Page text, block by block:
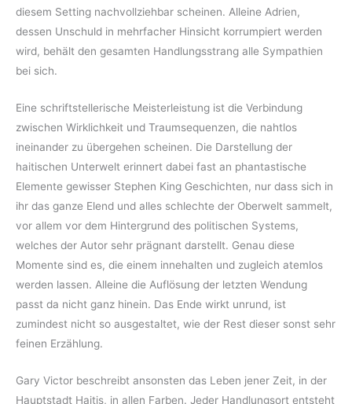
diesem Setting nachvollziehbar scheinen. Alleine Adrien,
dessen Unschuld in mehrfacher Hinsicht korrumpiert werden
wird, behält den gesamten Handlungsstrang alle Sympathien
bei sich.
Eine schriftstellerische Meisterleistung ist die Verbindung
zwischen Wirklichkeit und Traumsequenzen, die nahtlos
ineinander zu übergehen scheinen. Die Darstellung der
haitischen Unterwelt erinnert dabei fast an phantastische
Elemente gewisser Stephen King Geschichten, nur dass sich in
ihr das ganze Elend und alles schlechte der Oberwelt sammelt,
vor allem vor dem Hintergrund des politischen Systems,
welches der Autor sehr prägnant darstellt. Genau diese
Momente sind es, die einem innehalten und zugleich atemlos
werden lassen. Alleine die Auflösung der letzten Wendung
passt da nicht ganz hinein. Das Ende wirkt unrund, ist
zumindest nicht so ausgestaltet, wie der Rest dieser sonst sehr
feinen Erzählung.
Gary Victor beschreibt ansonsten das Leben jener Zeit, in der
Hauptstadt Haitis, in allen Farben. Jeder Handlungsort entsteht